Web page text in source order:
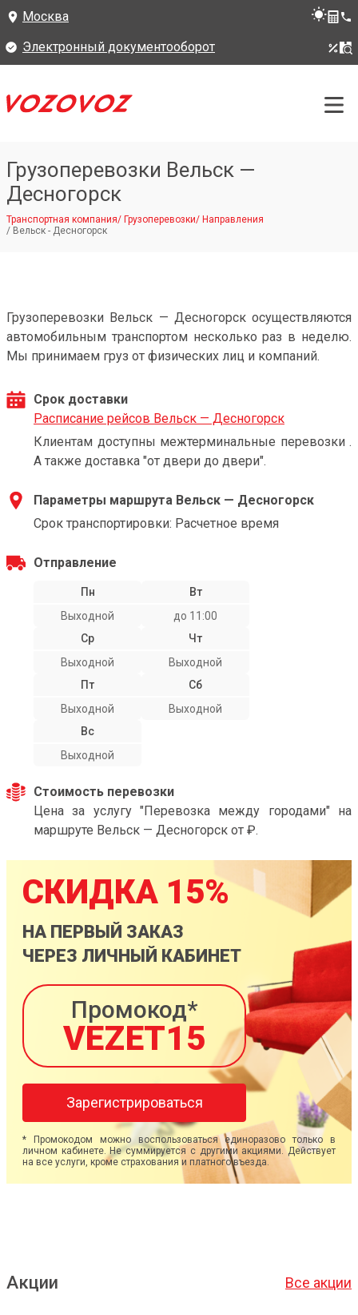
Москва
Электронный документооборот
Грузоперевозки Вельск —
Десногорск
Транспортная компания/ Грузоперевозки/ Направления
/ Вельск - Десногорск
Грузоперевозки Вельск — Десногорск осуществляются
автомобильным транспортом несколько раз в неделю.
Мы принимаем груз от физических лиц и компаний.
Срок доставки
Расписание рейсов Вельск — Десногорск
Клиентам доступны межтерминальные перевозки .
А также доставка "от двери до двери".
Параметры маршрута Вельск — Десногорск
Срок транспортировки: Расчетное время
Отправление
Пн
Выходной
Вт
до 11:00
Ср
Выходной
Чт
Выходной
Пт
Выходной
Сб
Выходной
Вс
Выходной
Стоимость перевозки
Цена за услугу "Перевозка между городами" на
маршруте Вельск — Десногорск от ₽.
СКИДКА 15%
НА ПЕРВЫЙ ЗАКАЗ
ЧЕРЕЗ ЛИЧНЫЙ КАБИНЕТ
Промокод*
VEZET15
Зарегистрироваться
* Промокодом можно воспользоваться единоразово только в
личном кабинете. Не суммируется с другими акциями. Действует
на все услуги, кроме страхования и платного въезда.
Акции Все акции